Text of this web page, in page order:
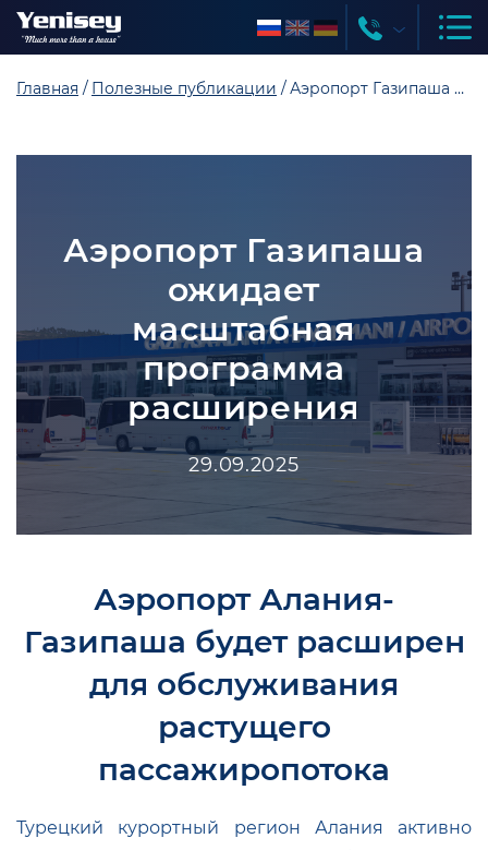
Главная Полезные публикации Аэропорт Газипаша ожидает масштабная программа расширения
Аэропорт Газипаша
ожидает
масштабная
программа
расширения
29.09.2025
Аэропорт Алания-
Газипаша будет расширен
для обслуживания
растущего
пассажиропотока
Турецкий курортный регион Алания активно